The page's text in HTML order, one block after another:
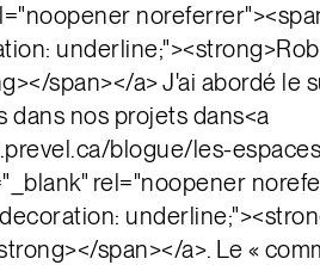
span></a> J'ai abordé le
dans nos projets dans<a
blogue/les-
rel="noopener
span></a>. Le «